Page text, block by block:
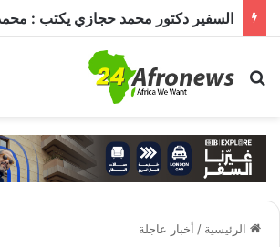
بحث عن
الرئيسية / أخبار عاجلة